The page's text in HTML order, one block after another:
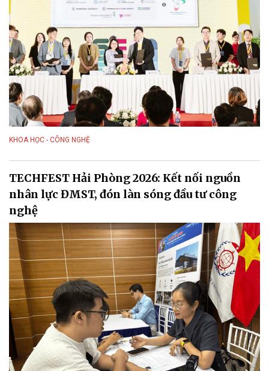
KHOA HỌC - CÔNG NGHỆ
TECHFEST Hải Phòng 2026: Kết nối nguồn
nhân lực ĐMST, đón làn sóng đầu tư công
nghệ